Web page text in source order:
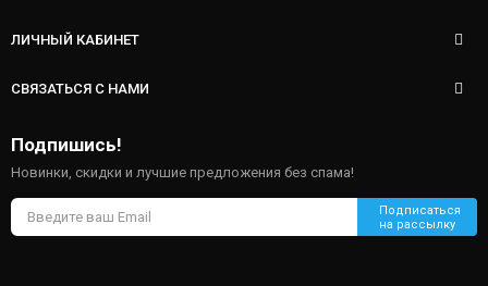
ЛИЧНЫЙ КАБИНЕТ
СВЯЗАТЬСЯ С НАМИ
Подпишись!
Новинки, скидки и лучшие предложения без спама!